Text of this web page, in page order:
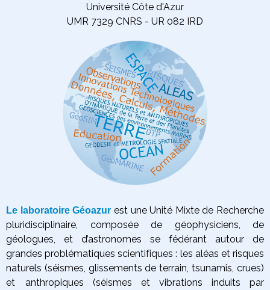
Université Côte d'Azur
UMR 7329 CNRS - UR 082 IRD
Le laboratoire Géoazur est une Unité Mixte de Recherche
pluridisciplinaire, composée de géophysiciens, de
géologues, et d’astronomes se fédérant autour de
grandes problématiques scientifiques : les aléas et risques
naturels (séismes, glissements de terrain, tsunamis, crues)
et anthropiques (séismes et vibrations induits par